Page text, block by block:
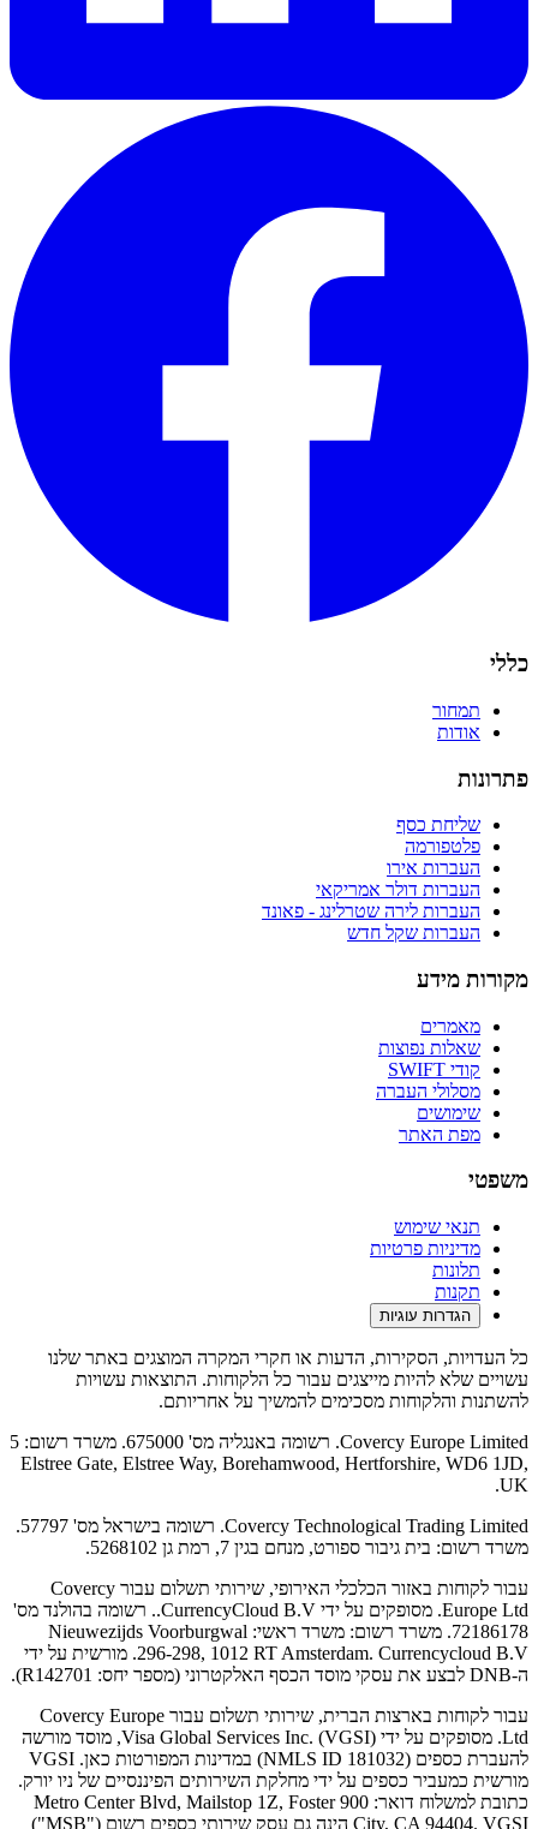
כללי
תמחור
אודות
פתרונות
שליחת כסף
פלטפורמה
העברות אירו
העברות דולר אמריקאי
העברות לירה שטרלינג - פאונד
העברות שקל חדש
מקורות מידע
מאמרים
שאלות נפוצות
קודי SWIFT
מסלולי העברה
שימושים
מפת האתר
משפטי
תנאי שימוש
מדיניות פרטיות
תלונות
תקנות
הגדרות עוגיות
כל העדויות, הסקירות, הדעות או חקרי המקרה המוצגים באתר שלנו
עשויים שלא להיות מייצגים עבור כל הלקוחות. התוצאות עשויות
להשתנות והלקוחות מסכימים להמשיך על אחריותם.
Covercy Europe Limited. רשומה באנגליה מס' 675000. משרד רשום: 5
Elstree Gate, Elstree Way, Borehamwood, Hertforshire, WD6 1JD,
UK.
Covercy Technological Trading Limited. רשומה בישראל מס' 57797.
משרד רשום: בית גיבור ספורט, מנחם בגין 7, רמת גן 5268102.
עבור לקוחות באזור הכלכלי האירופי, שירותי תשלום עבור Covercy
Europe Ltd. מסופקים על ידי CurrencyCloud B.V.. רשומה בהולנד מס'
72186178. משרד רשום: משרד ראשי: Nieuwezijds Voorburgwal
296-298, 1012 RT Amsterdam. Currencycloud B.V. מורשית על ידי
ה-DNB לבצע את עסקי מוסד הכסף האלקטרוני (מספר יחס: R142701).
עבור לקוחות בארצות הברית, שירותי תשלום עבור Covercy Europe
Ltd. מסופקים על ידי Visa Global Services Inc. (VGSI), מוסד מורשה
להעברת כספים (NMLS ID 181032) במדינות המפורטות כאן. VGSI
מורשית כמעביר כספים על ידי מחלקת השירותים הפיננסיים של ניו יורק.
כתובת למשלוח דואר: 900 Metro Center Blvd, Mailstop 1Z, Foster
City, CA 94404. VGSI הינה גם עסק שירותי כספים רשום ("MSB")